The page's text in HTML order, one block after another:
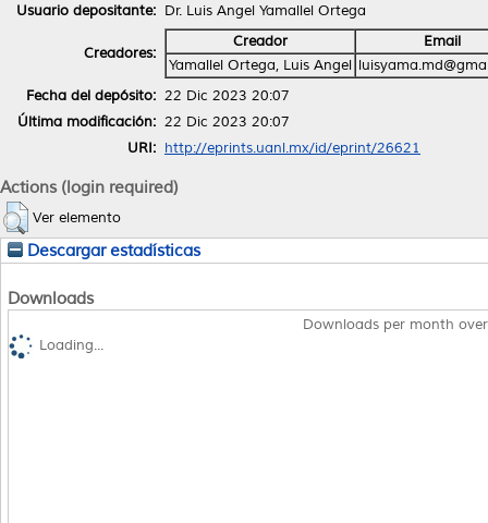
Usuario depositante: Dr. Luis Angel Yamallel Ortega
Creadores:
Creador
Email
Yamallel Ortega, Luis Angel
Fecha del depósito: 22 Dic 2023 20:07
Última modificación: 22 Dic 2023 20:07
URI: http://eprints.uanl.mx/id/eprint/26621
Actions (login required)
Ver elemento
Descargar estadísticas
Downloads
Downloads per month
Loading...